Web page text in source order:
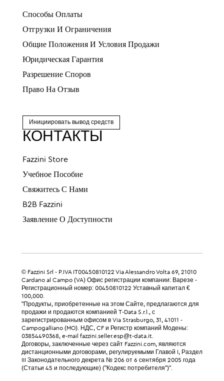
Способы Оплаты
Отгрузки И Ограничения
Общие Положения И Условия Продажи
Юридическая Гарантия
Разрешение Споров
Право На Отзыв
Инициировать вывод средств
КОНТАКТЫ
Fazzini Store
Учебное Пособие
Свяжитесь С Нами
B2B Fazzini
Заявление О Доступности
© Fazzini Srl - P.IVA IT00450810122 Via Alessandro Volta 69, 21010
Cardano al Campo (VA) Офис регистрации компании: Варезе -
Регистрационный номер: 00450810122 Уставный капитал €
100,000.
"Продукты, приобретенные на этом Сайте, предлагаются для
продажи и продаются компанией T-Data S.r.l., с
зарегистрированным офисом в Via Strasburgo, 31, 41011 -
Campogalliano (MO). НДС, CF и Регистр компаний Модены:
03854490368, e-mail fazzini.seller.esp@t-data.it.
Договоры, заключенные через сайт Fazzini.com, являются
дистанционными договорами, регулируемыми Главой I, Раздел
III Законодательного декрета № 206 от 6 сентября 2005 года
(Статьи 45 и последующие) ("Кодекс потребителя")".